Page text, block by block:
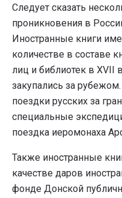
Следует сказать
проникновения в
Иностранные книги
количестве в составе
лиц и библиотек в XVII
закупались за
поездки русских за
специальные
поездка иеромонаха
Также иностранные
качестве даров
фонде Донской